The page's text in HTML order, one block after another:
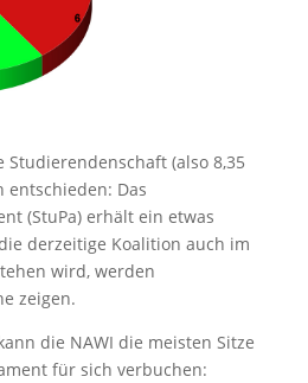
Studierendenschaft (also 8,35
entschieden: Das
(StuPa) erhält ein etwas
derzeitige Koalition auch im
wird, werden
zeigen.
die NAWI die meisten Sitze
für sich verbuchen: